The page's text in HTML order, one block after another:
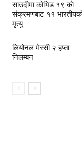
साउदीमा काेभिड १९ काे
संक्रमणबाट ११
मृत्यु
लियोनल मेस्सी २ हप्ता
निलम्बन